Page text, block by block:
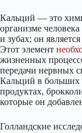
Кальций — это
организме
и зубах; он
Этот элемент
жизненных
передачи нервных
Кальций в больших
продуктах,
которые он
Голландские